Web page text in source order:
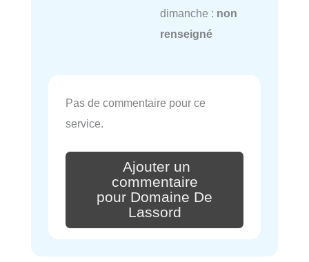
dimanche : non
renseigné
Pas de commentaire pour ce
service.
Ajouter un
commentaire
pour Domaine De
Lassord